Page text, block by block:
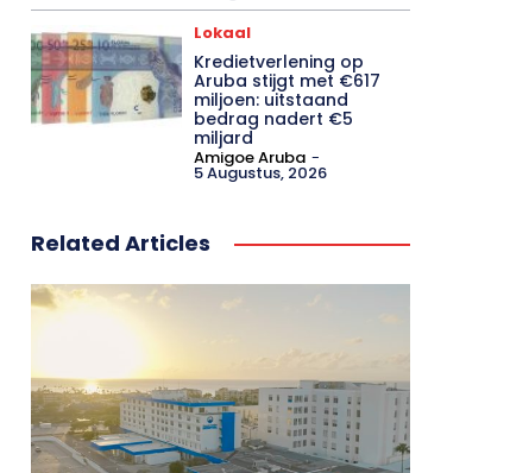
Lokaal
Kredietverlening op
Aruba stijgt met €617
miljoen: uitstaand
bedrag nadert €5
miljard
Amigoe Aruba -
5 Augustus, 2026
Related Articles